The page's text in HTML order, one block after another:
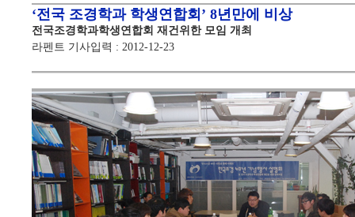
‘전국 조경학과 학생연합회’ 8년만에 비상
전국조경학과학생연합회 재건위한 모임 개최
라펜트 기사입력 : 2012-12-23